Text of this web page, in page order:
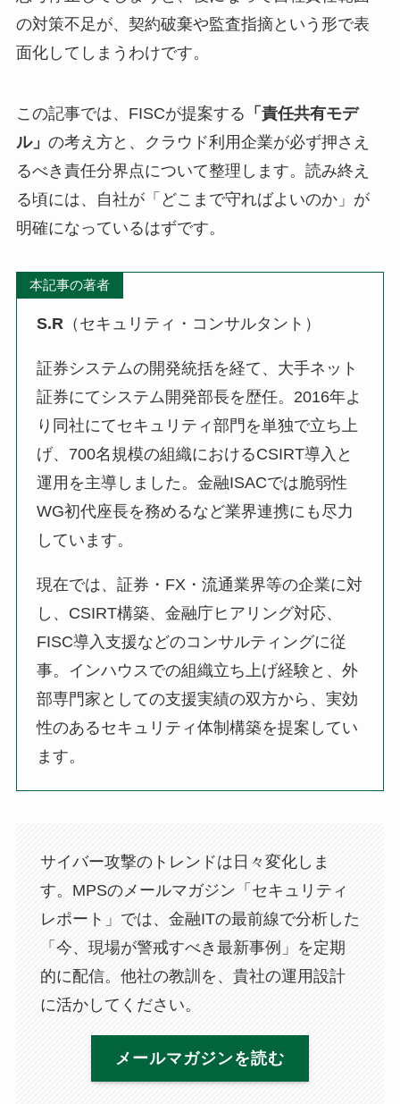
の対策不足が、契約破棄や監査指摘という形で表
面化してしまうわけです。
この記事では、FISCが提案する 「責任共有モデ
ル」 の考え方と、クラウド利用企業が必ず押さえ
るべき責任分界点について整理します。読み終え
る頃には、自社が「どこまで守ればよいのか」が
明確になっているはずです。
本記事の著者
S.R （セキュリティ・コンサルタント）
証券システムの開発統括を経て、大手ネット
証券にてシステム開発部長を歴任。2016年よ
り同社にてセキュリティ部門を単独で立ち上
げ、700名規模の組織におけるCSIRT導入と
運用を主導しました。金融ISACでは脆弱性
WG初代座長を務めるなど業界連携にも尽力
しています。
現在では、証券・FX・流通業界等の企業に対
し、CSIRT構築、金融庁ヒアリング対応、
FISC導入支援などのコンサルティングに従
事。インハウスでの組織立ち上げ経験と、外
部専門家としての支援実績の双方から、実効
性のあるセキュリティ体制構築を提案してい
ます。
サイバー攻撃のトレンドは日々変化しま
す。MPSのメールマガジン「セキュリティ
レポート」では、金融ITの最前線で分析した
「今、現場が警戒すべき最新事例」を定期
的に配信。他社の教訓を、貴社の運用設計
に活かしてください。
メールマガジンを読む